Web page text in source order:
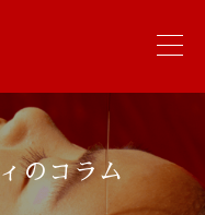
のコラム